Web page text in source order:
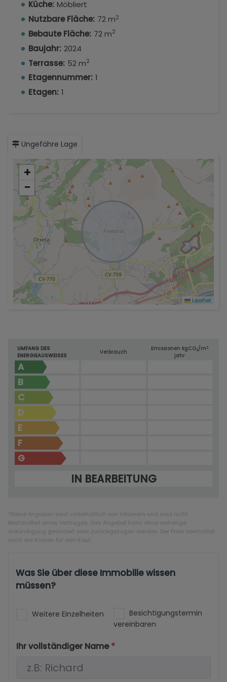
Küche: Möbliert
Nutzbare Fläche: 72 m2
Bebaute Fläche: 72 m2
Baujahr: 2024
Terrasse: 52 m2
Etagennummer: 1
Etagen: 1
Ungefähre Lage
+
−
Leaflet
UMFANG DES
ENERGIEAUSWEISES
Verbrauch
Emissionen kgCO2/m2
jahr
A
B
C
D
E
F
G
IN BEARBEITUNG
*Diese Angaben sind vorbehaltlich von Irrtümern und sind nicht
Bestandteil eines Vertrages. Das Angebot kann ohne vorherige
Ankündigung geändert oder zurückgezogen werden. Der Preis beinhaltet
nicht die Kosten für den Kauf.
Was Sie über diese Immobilie wissen
müssen?
Weitere Einzelheiten
Besichtigungstermin
vereinbaren
Ihr vollständiger Name*